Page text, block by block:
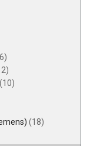
(10)
(18)